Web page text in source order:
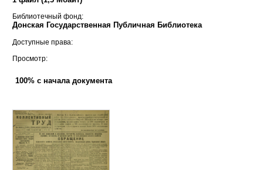
Библиотечный фонд:
Донская Государственная Публичная Библиотека
Доступные права:
Просмотр:
100% с начала документа